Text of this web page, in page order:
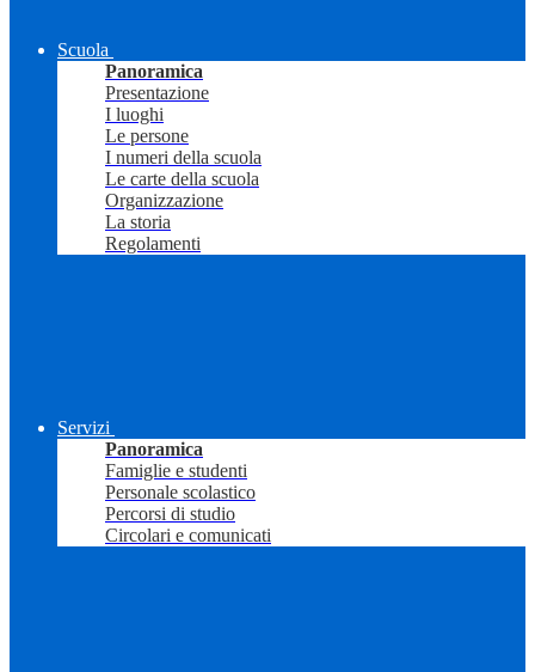
Scuola
Panoramica
Presentazione
I luoghi
Le persone
I numeri della scuola
Le carte della scuola
Organizzazione
La storia
Regolamenti
Servizi
Panoramica
Famiglie e studenti
Personale scolastico
Percorsi di studio
Circolari e comunicati